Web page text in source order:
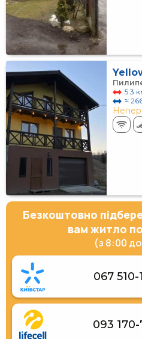
5.3
≈
Безкоштовно
вам житло
(з 8:00
067 510-
093